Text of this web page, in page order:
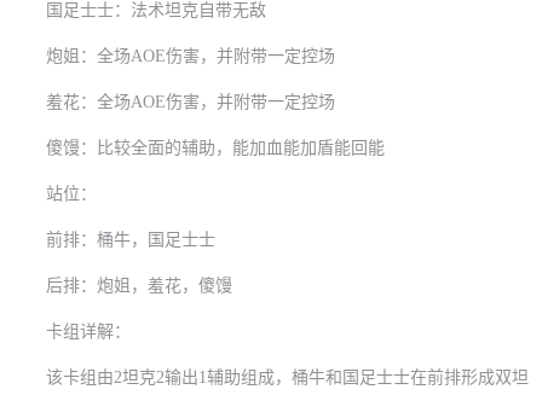
国足士士：法术坦克自带无敌
炮姐：全场AOE伤害，并附带一定控场
羞花：全场AOE伤害，并附带一定控场
傻馒：比较全面的辅助，能加血能加盾能回能
站位：
前排：桶牛，国足士士
后排：炮姐，羞花，傻馒
卡组详解：
该卡组由2坦克2输出1辅助组成，桶牛和国足士士在前排形成双坦